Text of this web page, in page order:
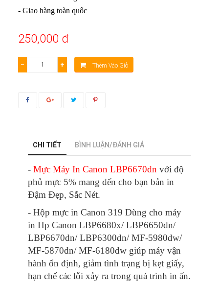
- Giao hàng toàn quốc
250,000 đ
− + Thêm Vào Giỏ
CHI TIẾT BÌNH LUẬN/ĐÁNH GIÁ
-Mực Máy In Canon LBP6670dn với độ
phủ mực 5% mang đến cho bạn bản in
Đậm Đẹp, Sắc Nét.
- Hộp mực in Canon 319 Dùng cho máy
in Hp Canon LBP6680x/ LBP6650dn/
LBP6670dn/ LBP6300dn/ MF-5980dw/
MF-5870dn/ MF-6180dw giúp máy vận
hành ổn định, giảm tình trạng bị kẹt giấy,
hạn chế các lỗi xảy ra trong quá trình in ấn.